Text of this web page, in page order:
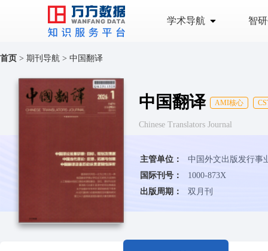
学术导航 智
首页 > 期刊导航 > 中国翻译
中国翻译 AMI核心
Chinese Translators Journal
主管单位：
中国外文出版发行事
国际刊号：
1000-873X
出版周期：
双月刊